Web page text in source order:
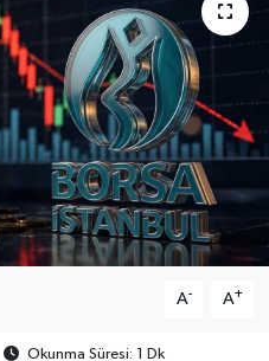
A- A+
Okunma Süresi: 1 Dk